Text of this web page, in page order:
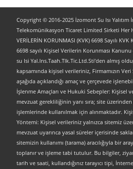
Copyright © 2016-2025 İzomont Su Isı Yalıtım
Telekomünikasyon Ticaret Limited Sirketi Her
VERİLERİN KORUNMASI (KVK) 6698 Sayılı
6698 sayılı Kişisel Verilerin Korunması Kanunu
su Isi Yal.Ins.Taah.Tlk.Tic.Ltd.Sti’den almış
kapsamında kişisel verileriniz, Firmamızın
aşağıda açıklandığı amaç ve çerçevede
İşlenme Amaçları ve Hukuki Sebepler: Kişisel
mevzuat gerekliliğinin yanı sıra; site üzerinden
işlemlerinde kullanılmak için alınmaktadır.
Yöntemi: Kişisel verileriniz yalnızca sitemiz
mevzuat uyarınca yasal süreler içerisinde
sitemizin kullanımı (tarama) aracılığıyla bir
toplanır ve işleme tabi tutulur. Bu bilgiler,
tarih ve saati, kullandığınız tarayıcı tipi,